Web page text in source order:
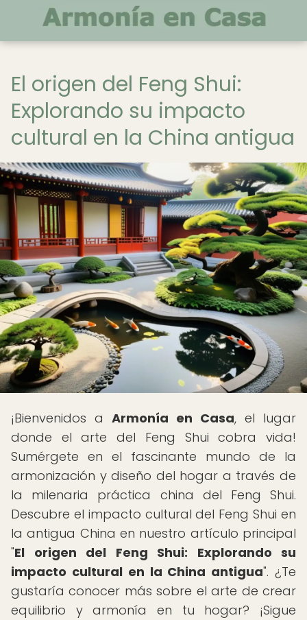
El origen del Feng Shui:
Explorando su impacto
cultural en la China antigua
¡Bienvenidos a Armonía en Casa, el lugar
donde el arte del Feng Shui cobra vida!
Sumérgete en el fascinante mundo de la
armonización y diseño del hogar a través de
la milenaria práctica china del Feng Shui.
Descubre el impacto cultural del Feng Shui en
la antigua China en nuestro artículo principal
"El origen del Feng Shui: Explorando su
impacto cultural en la China antigua". ¿Te
gustaría conocer más sobre el arte de crear
equilibrio y armonía en tu hogar? ¡Sigue